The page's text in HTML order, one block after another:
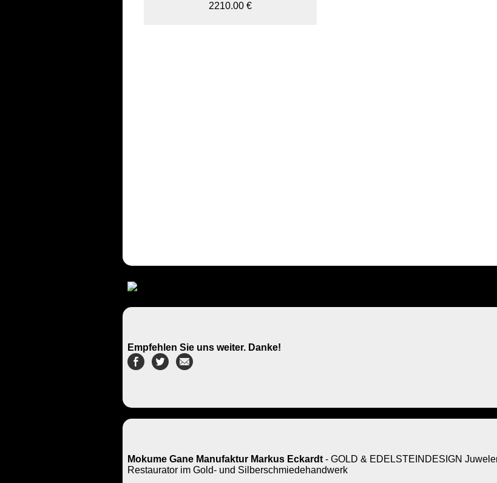
2210.00 €
Empfehlen Sie uns weiter. Danke!
Mokume Gane Manufaktur Markus Eckardt - GOLD & EDELSTEINDESIGN
Restaurator im Gold- und Silberschmiedehandwerk